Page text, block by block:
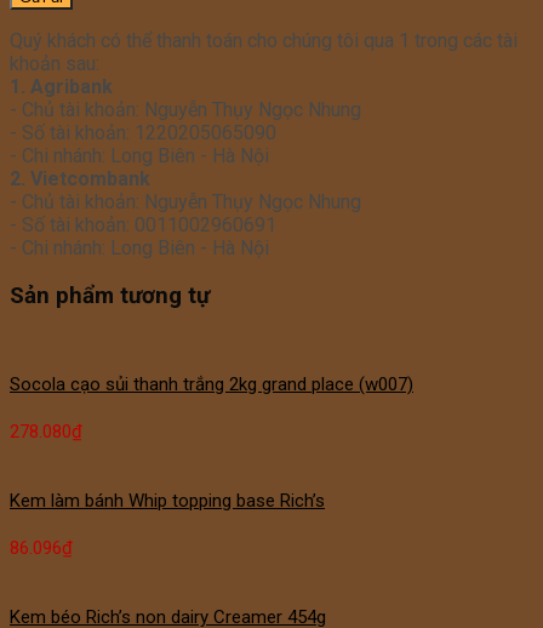
Quý khách có thể thanh toán cho chúng tôi qua 1 trong các tài
khoản sau:
1. Agribank
- Chủ tài khoản: Nguyễn Thụy Ngọc Nhung
- Số tài khoản: 1220205065090
- Chi nhánh: Long Biên - Hà Nội
2. Vietcombank
- Chủ tài khoản: Nguyễn Thụy Ngọc Nhung
- Số tài khoản: 0011002960691
- Chi nhánh: Long Biên - Hà Nội
Sản phẩm tương tự
Socola cạo sủi thanh trắng 2kg grand place (w007)
278.080₫
Kem làm bánh Whip topping base Rich’s
86.096₫
Kem béo Rich’s non dairy Creamer 454g